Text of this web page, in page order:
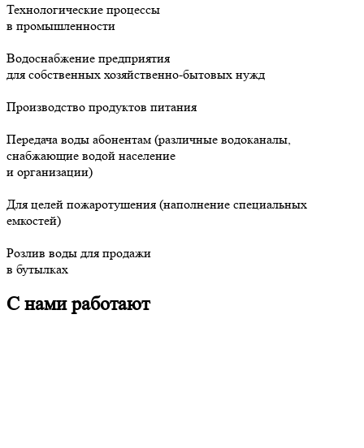
Технологические процессы
в промышленности
Водоснабжение предприятия
для собственных хозяйственно-бытовых нужд
Производство продуктов питания
Передача воды абонентам (различные водоканалы,
снабжающие водой население
и организации)
Для целей пожаротушения (наполнение специальных
емкостей)
Розлив воды для продажи
в бутылках
С нами работают